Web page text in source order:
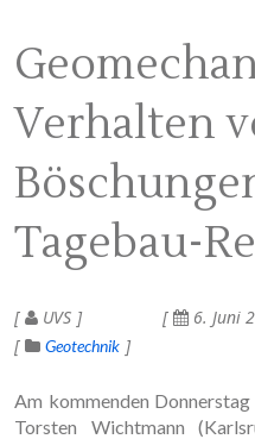
Verhalten
Tagebau-
UVS 6. Juni
Geotechnik
Am kommenden
Torsten Wichtmann